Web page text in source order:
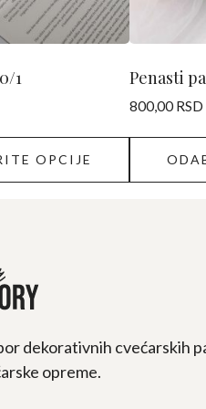
1
OPCIJE
Penasti
800,00 RSD
izabrane
na
stranici
proizvoda.
dekorativnih cvećarskih
opreme.